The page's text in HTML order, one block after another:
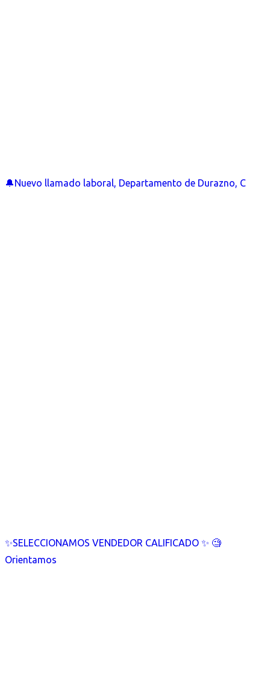
🔔Nuevo llamado laboral, Departamento de Durazno, C
✨SELECCIONAMOS VENDEDOR CALIFICADO ✨ 🧐
Orientamos